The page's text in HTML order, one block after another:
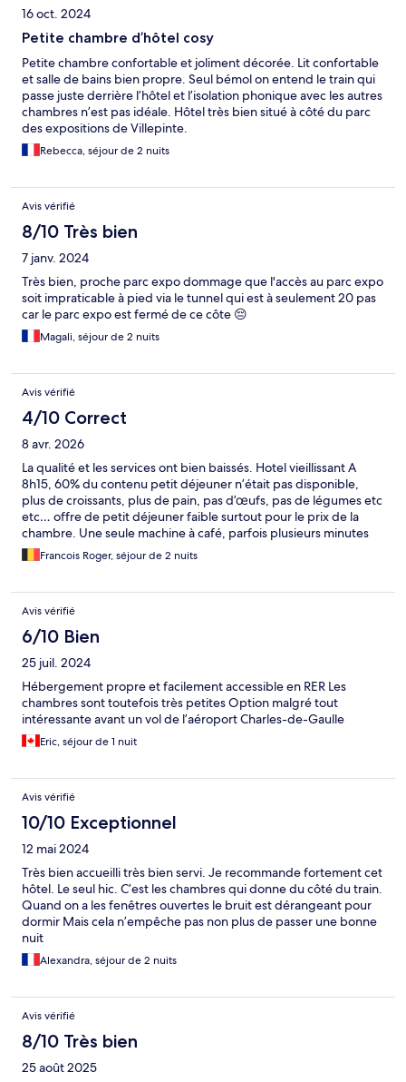
16 oct. 2024
Petite chambre d’hôtel cosy
Petite chambre confortable et joliment décorée. Lit confortable
et salle de bains bien propre. Seul bémol on entend le train qui
passe juste derrière l’hôtel et l’isolation phonique avec les autres
chambres n’est pas idéale. Hôtel très bien situé à côté du parc
des expositions de Villepinte.
Rebecca, séjour de 2 nuits
Avis vérifié
8/10 Très bien
7 janv. 2024
Très bien, proche parc expo dommage que l'accès au parc expo
soit impraticable à pied via le tunnel qui est à seulement 20 pas
car le parc expo est fermé de ce côte 😔
Magali, séjour de 2 nuits
Avis vérifié
4/10 Correct
8 avr. 2026
La qualité et les services ont bien baissés. Hotel vieillissant A
8h15, 60% du contenu petit déjeuner n’était pas disponible,
plus de croissants, plus de pain, pas d’œufs, pas de légumes etc
etc… offre de petit déjeuner faible surtout pour le prix de la
chambre. Une seule machine à café, parfois plusieurs minutes
de file. Il n’y a aucune borne de recharge véhicule électrique
dans le parking ! Hôtel très mal insonorisé ! Plus de liquide
faible. Je ne mets jamais de commentaires, mais là c’est trop.
Francois Roger, séjour de 2 nuits
Avis vérifié
6/10 Bien
25 juil. 2024
Hébergement propre et facilement accessible en RER Les
chambres sont toutefois très petites Option malgré tout
intéressante avant un vol de l’aéroport Charles-de-Gaulle
Eric, séjour de 1 nuit
Avis vérifié
10/10 Exceptionnel
12 mai 2024
Très bien accueilli très bien servi. Je recommande fortement cet
hôtel. Le seul hic. C’est les chambres qui donne du côté du train.
Quand on a les fenêtres ouvertes le bruit est dérangeant pour
dormir Mais cela n’empêche pas non plus de passer une bonne
nuit
Alexandra, séjour de 2 nuits
Avis vérifié
8/10 Très bien
25 août 2025